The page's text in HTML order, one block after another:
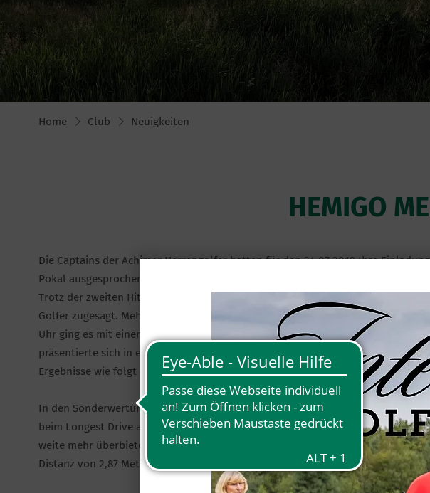
Home Club Neuigkeiten
HEMIGO
Die Captains der Achimer Herrengolfer hatten für den 24.07.2019 Ihre
Pokal ausgesprochen.
Trotz der zweiten Hitzewelle in diesem Jahr mit Temperaturen von über 35
Golfer zugesagt. Mehr Teilnehmer hat es im laufenden Jahr bisher bei den
Uhr ging es mit einem Kanonenstart auf die Runde. Die Jagd auf Pars und
präsentierte sich in einem guten Zustand und die Ergebnisse könnten sich
Ergebnisse wie folgt aus.
In den Sonderwertungen landeten zwei unserer Singlehandicaper auf den
beim Longest Drive auf Bahn 4. Sein Abschlag kam bei 264 Metern auf dem
weite mehr überbieten. Ralph Kamberg gelang auf Bahn 9 die kürzeste
Distanz von 2,87 Metern hatte Ralph die Nase beim Nearest to the Pin ganz